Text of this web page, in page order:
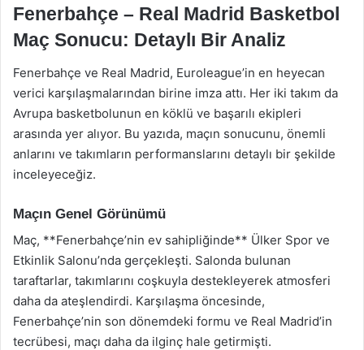
Fenerbahçe – Real Madrid Basketbol
Maç Sonucu: Detaylı Bir Analiz
Fenerbahçe ve Real Madrid, Euroleague’in en heyecan
verici karşılaşmalarından birine imza attı. Her iki takım da
Avrupa basketbolunun en köklü ve başarılı ekipleri
arasında yer alıyor. Bu yazıda, maçın sonucunu, önemli
anlarını ve takımların performanslarını detaylı bir şekilde
inceleyeceğiz.
Maçın Genel Görünümü
Maç, **Fenerbahçe’nin ev sahipliğinde** Ülker Spor ve
Etkinlik Salonu’nda gerçekleşti. Salonda bulunan
taraftarlar, takımlarını coşkuyla destekleyerek atmosferi
daha da ateşlendirdi. Karşılaşma öncesinde,
Fenerbahçe’nin son dönemdeki formu ve Real Madrid’in
tecrübesi, maçı daha da ilginç hale getirmişti.